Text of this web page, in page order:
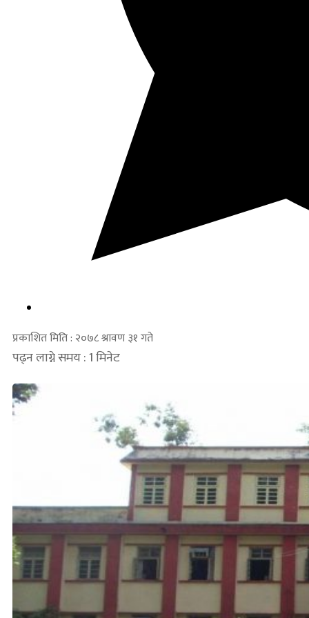
प्रकाशित मिति : २०७८ श्रावण ३१ गते
पढ्न लाग्ने समय : 1 मिनेट